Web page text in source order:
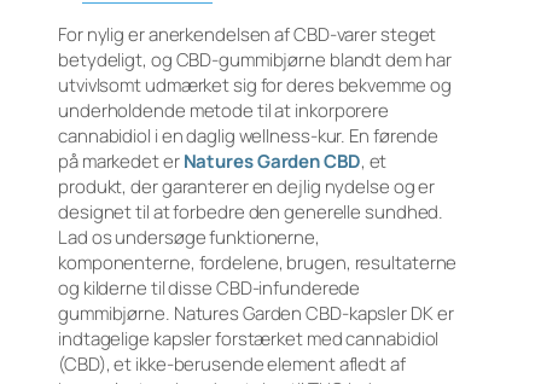
For nylig er anerkendelsen af CBD-varer steget
betydeligt, og CBD-gummibjørne blandt dem har
utvivlsomt udmærket sig for deres bekvemme og
underholdende metode til at inkorporere
cannabidiol i en daglig wellness-kur. En førende
på markedet erNatures Garden CBD, et
produkt, der garanterer en dejlig nydelse og er
designet til at forbedre den generelle sundhed.
Lad os undersøge funktionerne,
komponenterne, fordelene, brugen, resultaterne
og kilderne til disse CBD-infunderede
gummibjørne. Natures Garden CBD-kapsler DK er
indtagelige kapsler forstærket med cannabidiol
(CBD), et ikke-berusende element afledt af